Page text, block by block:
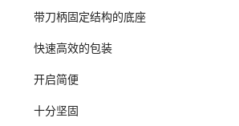
带刀柄固定结构的底座
快速高效的包装
开启简便
十分坚固